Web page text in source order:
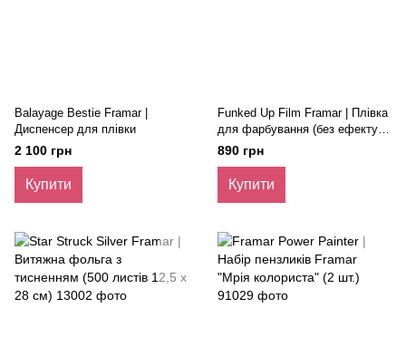
Balayage Bestie Framar |
Диспенсер для плівки
2 100 грн
Купити
Funked Up Film Framar | Плівка
для фарбування (без ефекту
злипання)
890 грн
Купити